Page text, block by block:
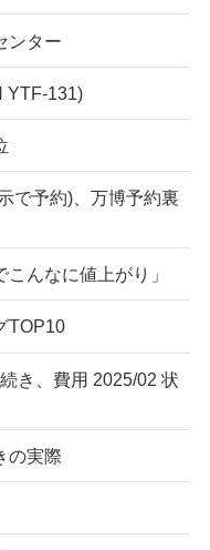
ンター
YTF-131)
で予約)、万博予約裏
んなに値上がり」
TOP10
き、費用 2025/02 状
の実際